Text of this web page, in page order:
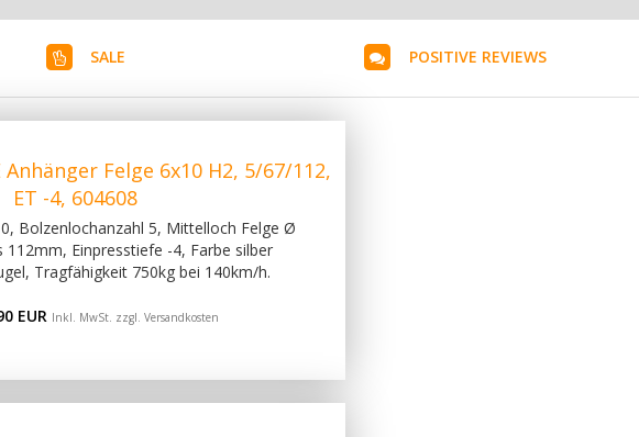
SALE POSITIVE REVIEWS
Anhänger Felge 6x10 H2, 5/67/112,
ET -4, 604608
Bolzenlochanzahl 5, Mittelloch Felge Ø
Einpresstiefe -4, Farbe silber
Tragfähigkeit 750kg bei 140km/h.
EUR Inkl. MwSt. zzgl. Versandkosten